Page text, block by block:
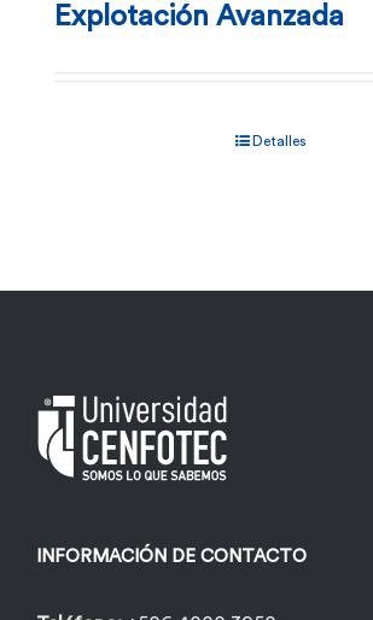
Explotación Avanzada
Detalles
INFORMACIÓN DE CONTACTO